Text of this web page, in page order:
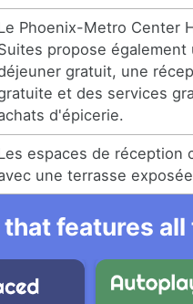
Phoenix-Metro Center
propose
gratuit, une
et des services
d'épicerie.
espaces de réception
une terrasse
features